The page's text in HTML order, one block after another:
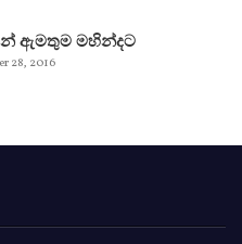
ඇමතුම මහින්දට
28, 2016